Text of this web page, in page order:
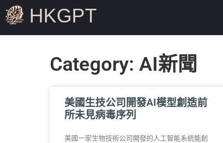
HKGPT
Category: AI新聞
美國生技公司開發AI模型創造前
所未見病毒序列
美國一家生物技術公司開發的人工智能系統能創